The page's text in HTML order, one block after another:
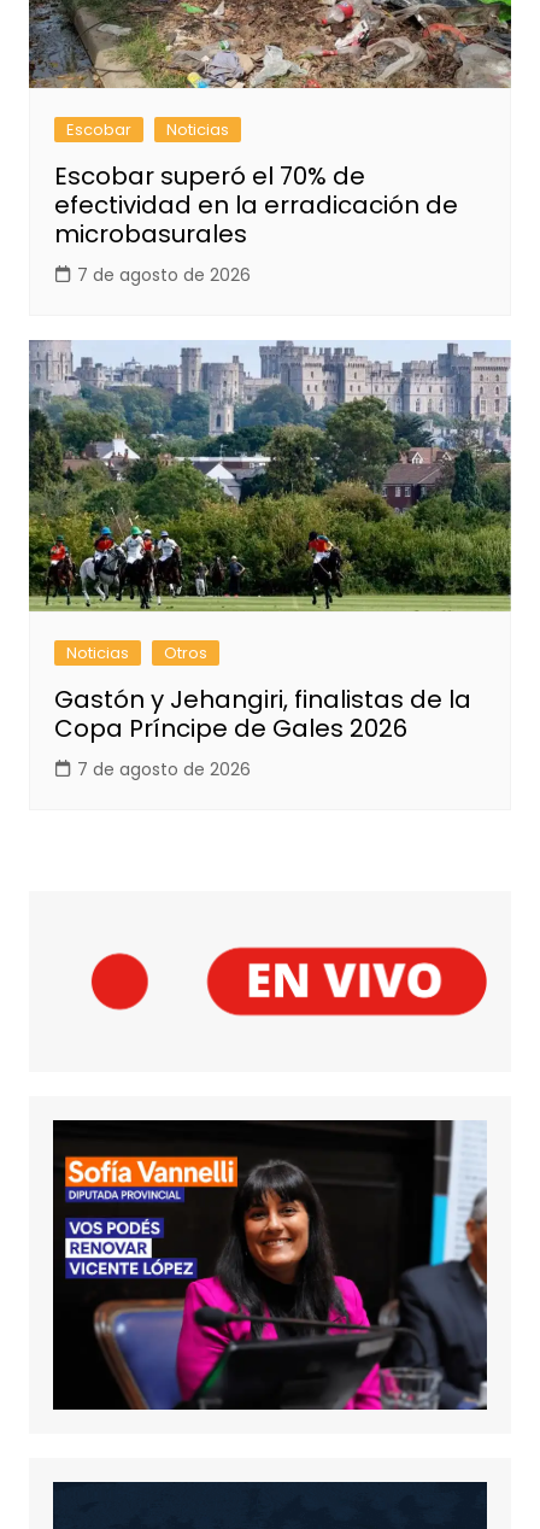
Escobar Noticias
Escobar superó el 70% de
efectividad en la erradicación de
microbasurales
7 de agosto de 2026
Noticias Otros
Gastón y Jehangiri, finalistas de la
Copa Príncipe de Gales 2026
7 de agosto de 2026